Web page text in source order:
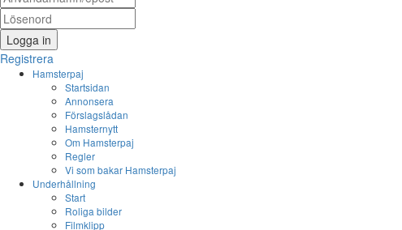
Logga in
Registrera
Hamsterpaj
Startsidan
Annonsera
Förslagslådan
Hamsternytt
Om Hamsterpaj
Regler
Vi som bakar Hamsterpaj
Underhållning
Start
Roliga bilder
Filmklipp